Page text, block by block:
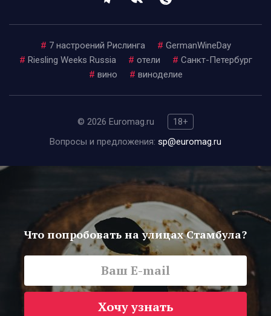
# 7 настроений Рислинга # GermanWineDay
# Riesling Weeks Russia # отели # Санкт-Петербург
# вино # виноделие
© 2026 Euromag.ru
18+
Вопросы и предложения: sp@euromag.ru
Что попробовать на улицах Стамбула?
Хочу узнать